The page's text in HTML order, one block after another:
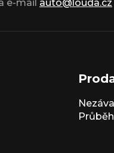
e-mail auto@louda.cz